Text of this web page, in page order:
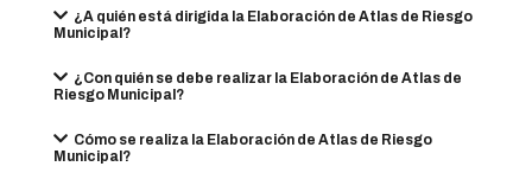
¿A quién está dirigida la Elaboración de Atlas de Riesgo
Municipal?
¿Con quién se debe realizar la Elaboración de Atlas de
Riesgo Municipal?
Cómo se realiza la Elaboración de Atlas de Riesgo
Municipal?